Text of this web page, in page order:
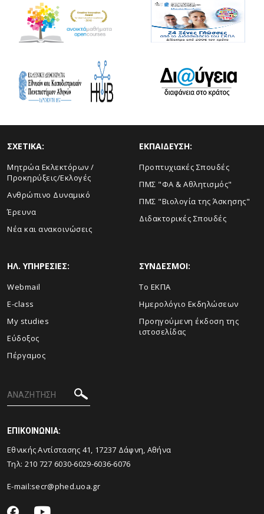
ΣΧΕΤΙΚΑ:
Μητρώα Εκλεκτόρων /
Προκηρύξεις/Εκλογές
Ανθρώπινο Δυναμικό
Έρευνα
Νέα και ανακοινώσεις
ΕΚΠΑΙΔΕΥΣΗ:
Προπτυχιακές Σπουδές
ΠΜΣ "ΦΑ & Αθλητισμός"
ΠΜΣ "Βιολογία της Άσκησης"
Διδακτορικές Σπουδές
ΗΛ. ΥΠΗΡΕΣΙΕΣ:
Webmail
E-class
My studies
Εύδοξος
Πέργαμος
ΣΥΝΔΕΣΜΟΙ:
Το ΕΚΠΑ
Ημερολόγιο Εκδηλώσεων
Προηγούμενη έκδοση της
ιστοσελίδας
ΕΠΙΚΟΙΝΩΝΙΑ:
Εθνικής Αντίστασης 41, 17237 Δάφνη, Αθήνα
Τηλ: 210 727 6030-6029-6036-6076
E-mail:secr@phed.uoa.gr